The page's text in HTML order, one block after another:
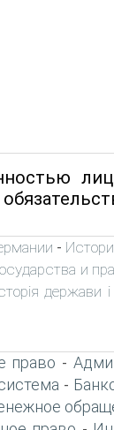
-
и
держави
право -
-